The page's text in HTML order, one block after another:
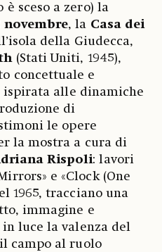
sceso a zero) la
, la Casa dei
della Giudecca,
(Stati Uniti, 1945),
concettuale e
alle dinamiche
di
le opere
la mostra a cura di
Rispoli: lavori
e «Clock (One
1965, tracciano una
immagine e
luce la valenza del
campo al ruolo